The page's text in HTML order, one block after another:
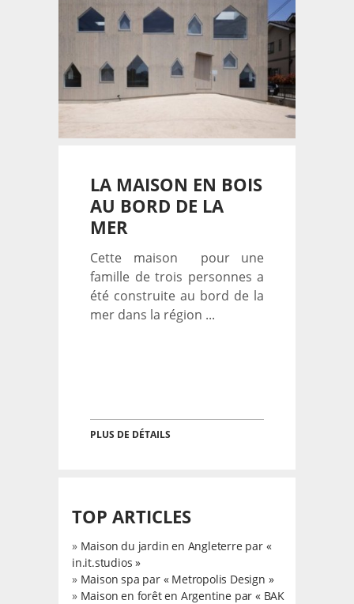
LA MAISON EN BOIS
AU BORD DE LA
MER
Cette maison pour une
famille de trois personnes a
été construite au bord de la
mer dans la région ...
PLUS DE DÉTAILS
TOP ARTICLES
» Maison du jardin en Angleterre par «
in.it.studios »
» Maison spa par « Metropolis Design »
» Maison en forêt en Argentine par « BAK